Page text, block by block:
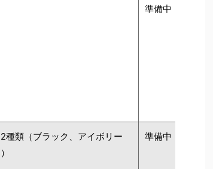
準備中
2種類（ブラック、アイボリー
）
準備中